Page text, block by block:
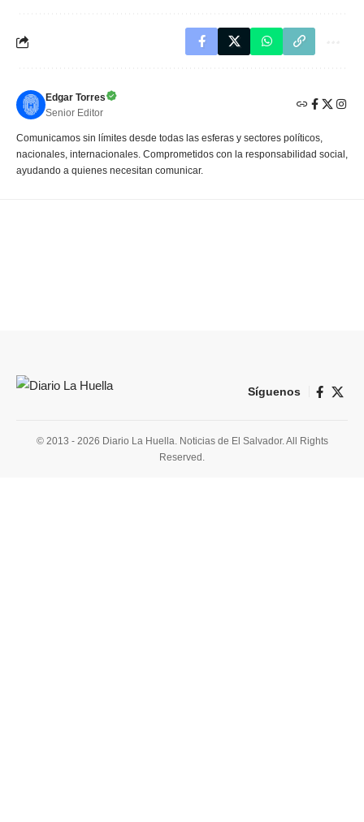
Edgar Torres
Senior Editor
Comunicamos sin límites desde todas las esferas y sectores políticos,
nacionales, internacionales. Comprometidos con la responsabilidad social,
ayudando a quienes necesitan comunicar.
Síguenos
© 2013 - 2026 Diario La Huella. Noticias de El Salvador. All Rights
Reserved.